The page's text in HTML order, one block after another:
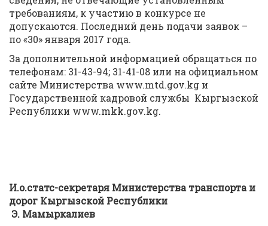
требованиям, к участию в конкурсе не
допускаются. Последний день подачи заявок –
по «30» января 2017 года.
За дополнительной информацией обращаться по
телефонам: 31-43-94; 31-41-08 или на официальном
сайте Министерства www.mtd.gov.kg и
Государственной кадровой службы Кыргызской
Республики www.mkk.gov.kg.
И.о.статс-секретаря Министерстватранспорта и
дорог Кыргызской Республики
Э. Мамыркалиев